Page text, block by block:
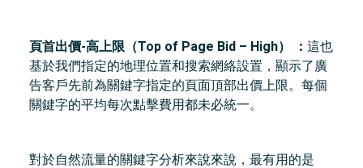
頁首出價-高上限（Top of Page Bid – High） ： 這也
基於我們指定的地理位置和搜索網絡設置，顯示了廣
告客戶先前為關鍵字指定的頁面頂部出價上限。每個
關鍵字的平均每次點擊費用都未必統一。
對於自然流量的關鍵字分析來說來說，最有用的是